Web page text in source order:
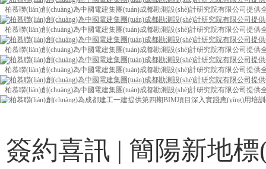
柏慕聯(lián)創(chuàng)為中國電建集團(tuán)成都勘測設(shè)計研究院有限公司提
柏慕聯(lián)創(chuàng)為中國電建集團(tuán)成都勘測設(shè)計研究院有限公司提
柏慕聯(lián)創(chuàng)為中國電建集團(tuán)成都勘測設(shè)計研究院有限公司提
柏慕聯(lián)創(chuàng)為中國電建集團(tuán)成都勘測設(shè)計研究院有限公司提
柏慕聯(lián)創(chuàng)為中國電建集團(tuán)成都勘測設(shè)計研究院有限公司提
柏慕聯(lián)創(chuàng)為成都建工一建提供第四期BIM項目深入實踐應(yīng)用培訓
簽約喜訊 | 簡陽新地標